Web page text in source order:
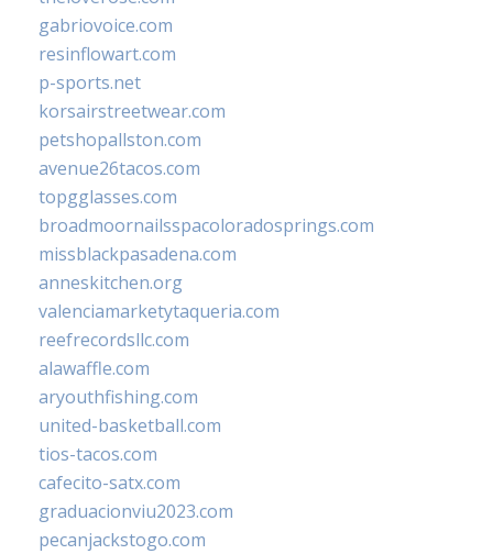
gabriovoice.com
resinflowart.com
p-sports.net
korsairstreetwear.com
petshopallston.com
avenue26tacos.com
topgglasses.com
broadmoornailsspacoloradosprings.com
missblackpasadena.com
anneskitchen.org
valenciamarketytaqueria.com
reefrecordsllc.com
alawaffle.com
aryouthfishing.com
united-basketball.com
tios-tacos.com
cafecito-satx.com
graduacionviu2023.com
pecanjackstogo.com